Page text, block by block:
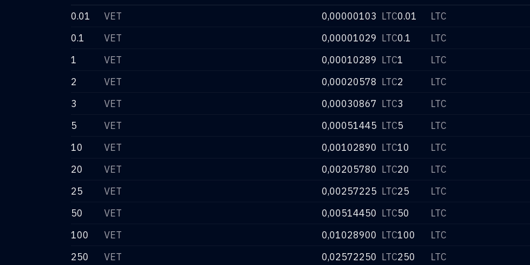
0.01 VET 0,00000103 LTC
0.1
VET 0,00001029 LTC
1
VET 0,00010289 LTC
2
VET 0,00020578 LTC
3
VET 0,00030867 LTC
5
VET 0,00051445 LTC
10
VET 0,00102890 LTC
20
VET 0,00205780 LTC
25
VET 0,00257225 LTC
50
VET 0,00514450 LTC
100
VET 0,01028900 LTC
250
VET 0,02572250 LTC
0.01
LTC
0.1
LTC
1
LTC
2
LTC
3
LTC
5
LTC
10
LTC
20
LTC
25
LTC
50
LTC
100
LTC
250
LTC